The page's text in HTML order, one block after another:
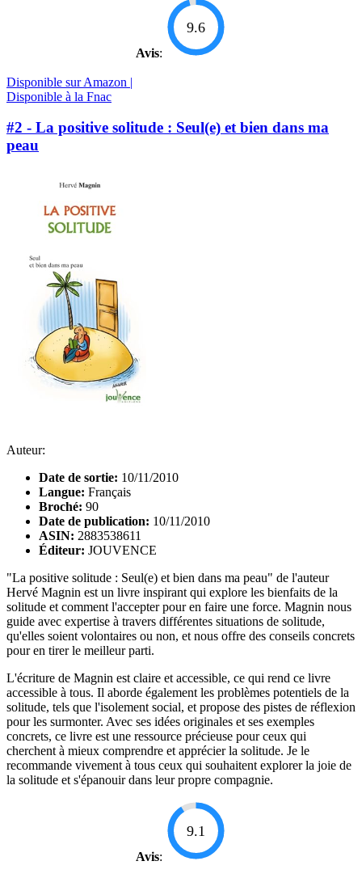
Avis:
9.6
Disponible sur Amazon |
Disponible à la Fnac
#2 - La positive solitude : Seul(e) et bien dans ma
peau
Auteur:
Date de sortie: 10/11/2010
Langue: Français
Broché: 90
Date de publication: 10/11/2010
ASIN: 2883538611
Éditeur: JOUVENCE
"La positive solitude : Seul(e) et bien dans ma peau" de l'auteur
Hervé Magnin est un livre inspirant qui explore les bienfaits de la
solitude et comment l'accepter pour en faire une force. Magnin nous
guide avec expertise à travers différentes situations de solitude,
qu'elles soient volontaires ou non, et nous offre des conseils concrets
pour en tirer le meilleur parti.
L'écriture de Magnin est claire et accessible, ce qui rend ce livre
accessible à tous. Il aborde également les problèmes potentiels de la
solitude, tels que l'isolement social, et propose des pistes de réflexion
pour les surmonter. Avec ses idées originales et ses exemples
concrets, ce livre est une ressource précieuse pour ceux qui
cherchent à mieux comprendre et apprécier la solitude. Je le
recommande vivement à tous ceux qui souhaitent explorer la joie de
la solitude et s'épanouir dans leur propre compagnie.
Avis:
9.1